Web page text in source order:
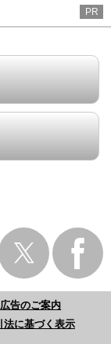
PR
広告のご案内
法に基づく表示